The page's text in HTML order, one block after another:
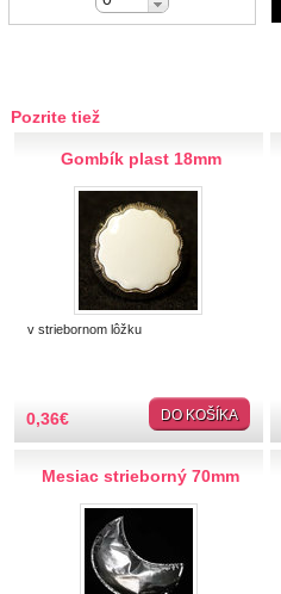
Guma
Krajčírske potreby
Látky-metráž
Pásik šikmý, záčistka
Paspulka, lampas
Chránitko nohavicové
Hadovka, zúbkovka
Borty štrasové, plastové
Pozrite tiež
Gombík plast 18mm
v striebornom lôžku
0,36€ DO KOŠÍKA
Mesiac strieborný 70mm